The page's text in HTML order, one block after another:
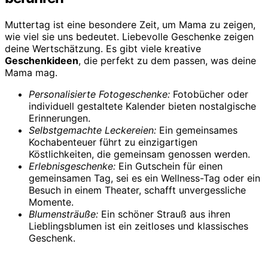
Muttertag ist eine besondere Zeit, um Mama zu zeigen,
wie viel sie uns bedeutet. Liebevolle Geschenke zeigen
deine Wertschätzung. Es gibt viele kreative
Geschenkideen, die perfekt zu dem passen, was deine
Mama mag.
Personalisierte Fotogeschenke: Fotobücher oder
individuell gestaltete Kalender bieten nostalgische
Erinnerungen.
Selbstgemachte Leckereien: Ein gemeinsames
Kochabenteuer führt zu einzigartigen
Köstlichkeiten, die gemeinsam genossen werden.
Erlebnisgeschenke: Ein Gutschein für einen
gemeinsamen Tag, sei es ein Wellness-Tag oder ein
Besuch in einem Theater, schafft unvergessliche
Momente.
Blumensträuße: Ein schöner Strauß aus ihren
Lieblingsblumen ist ein zeitloses und klassisches
Geschenk.